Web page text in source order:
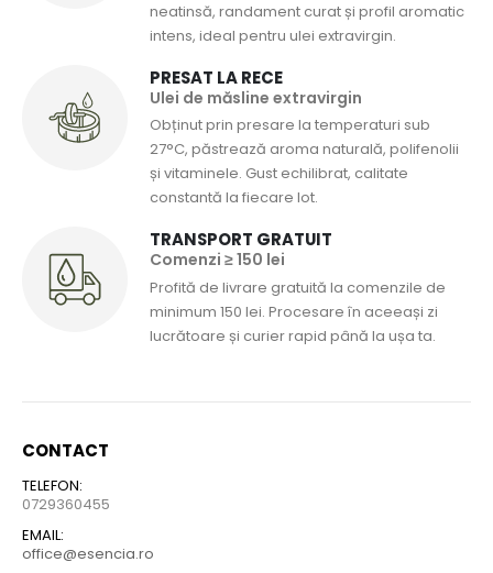
neatinsă, randament curat și profil aromatic
intens, ideal pentru ulei extravirgin.
PRESAT LA RECE
Ulei de măsline extravirgin
Obținut prin presare la temperaturi sub
27°C, păstrează aroma naturală, polifenolii
și vitaminele. Gust echilibrat, calitate
constantă la fiecare lot.
TRANSPORT GRATUIT
Comenzi ≥ 150 lei
Profită de livrare gratuită la comenzile de
minimum 150 lei. Procesare în aceeași zi
lucrătoare și curier rapid până la ușa ta.
CONTACT
TELEFON:
0729360455
EMAIL:
office@esencia.ro